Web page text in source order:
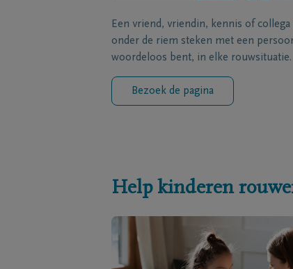
Een vriend, vriendin, kennis of
onder de riem steken met een
woordeloos bent, in elke rouwsituatie.
Bezoek de pagina
Help kinderen